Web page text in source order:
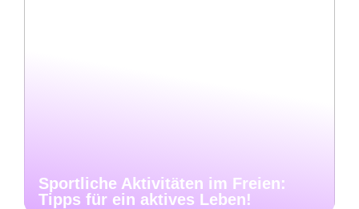
Sportliche Aktivitäten im Freien:
Tipps für ein aktives Leben!